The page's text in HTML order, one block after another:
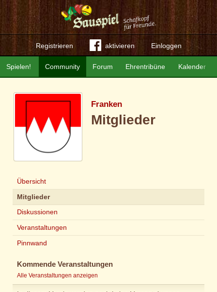
Registrieren aktivieren Einloggen
Community Forum Ehrentribüne Kalender
Spielen!
Franken
Mitglieder
Übersicht
Mitglieder
Diskussionen
Veranstaltungen
Pinnwand
Kommende Veranstaltungen
Alle Veranstaltungen anzeigen